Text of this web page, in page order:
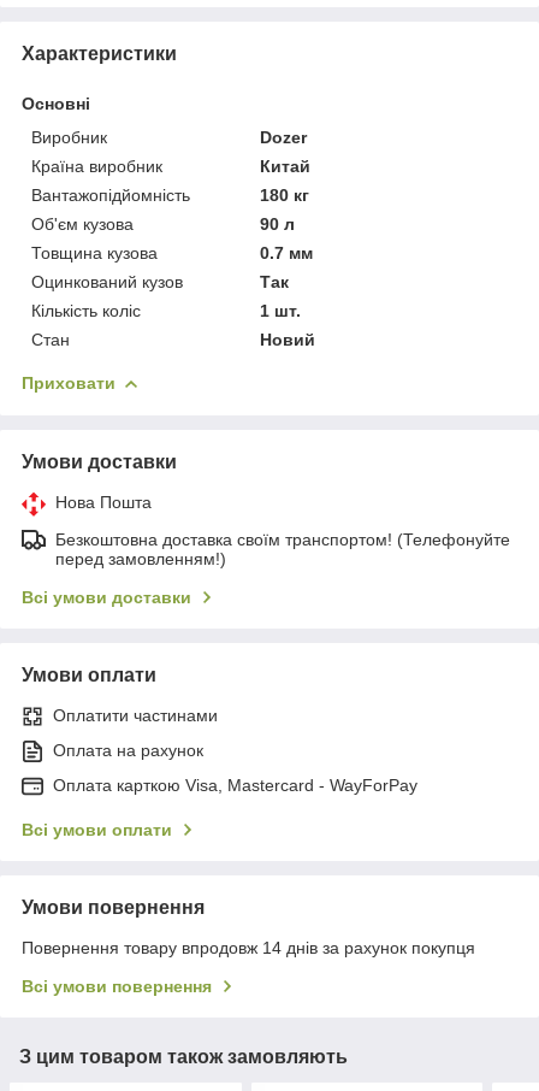
Характеристики
Основні
Виробник
Dozer
Країна виробник
Китай
Вантажопідйомність
180 кг
Об'єм кузова
90 л
Товщина кузова
0.7 мм
Оцинкований кузов
Так
Кількість коліс
1 шт.
Стан
Новий
Приховати
Умови доставки
Нова Пошта
Безкоштовна доставка своїм транспортом! (Телефонуйте
перед замовленням!)
Всі умови доставки
Умови оплати
Оплатити частинами
Оплата на рахунок
Оплата карткою Visa, Mastercard - WayForPay
Всі умови оплати
Умови повернення
Повернення товару впродовж 14 днів за рахунок покупця
Всі умови повернення
З цим товаром також замовляють